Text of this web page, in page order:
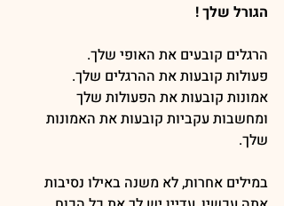
הגורל שלך !
הרגלים קובעים את האופי שלך.
פעולות קובעות את ההרגלים שלך.
אמונות קובעות את הפעולות שלך
ומחשבות עקביות קובעות את האמונות
שלך.
במילים אחרות, לא משנה באילו נסיבות